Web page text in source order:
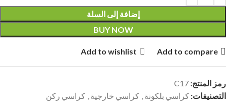
إضافة إلى السلة
BUY NOW
Add to compare
Add to wishlist
رمز المنتج: C17
التصنيفات: كراسي بلكونة, كراسي خارجية, كراسي ركن